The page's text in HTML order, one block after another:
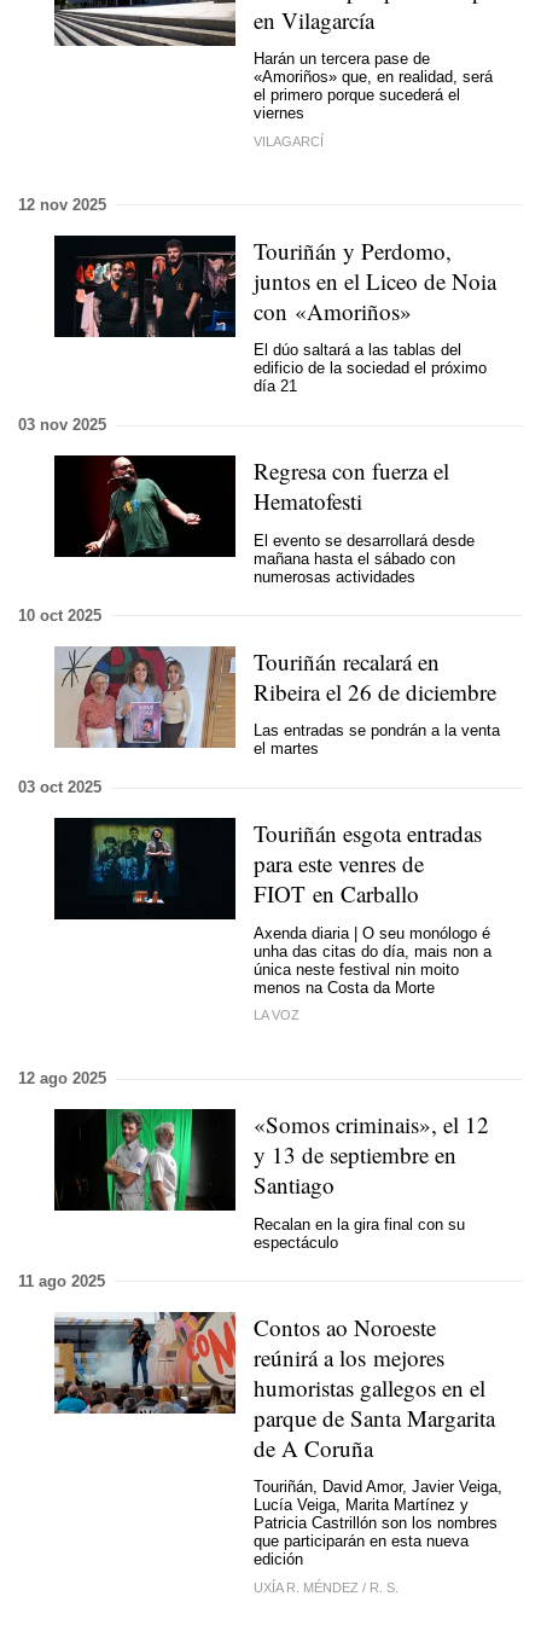
en Vilagarcía
Harán un tercera pase de
«Amoriños» que, en realidad, será
el primero porque sucederá el
viernes
VILAGARCÍ
12 nov 2025
Touriñán y Perdomo,
juntos en el Liceo de Noia
con «Amoriños»
El dúo saltará a las tablas del
edificio de la sociedad el próximo
día 21
03 nov 2025
Regresa con fuerza el
Hematofesti
El evento se desarrollará desde
mañana hasta el sábado con
numerosas actividades
10 oct 2025
Touriñán recalará en
Ribeira el 26 de diciembre
Las entradas se pondrán a la venta
el martes
03 oct 2025
Touriñán esgota entradas
para este venres de
FIOT en Carballo
Axenda diaria | O seu monólogo é
unha das citas do día, mais non a
única neste festival nin moito
menos na Costa da Morte
LA VOZ
12 ago 2025
«Somos criminais», el 12
y 13 de septiembre en
Santiago
Recalan en la gira final con su
espectáculo
11 ago 2025
Contos ao Noroeste
reúnirá a los mejores
humoristas gallegos en el
parque de Santa Margarita
de A Coruña
Touriñán, David Amor, Javier Veiga,
Lucía Veiga, Marita Martínez y
Patricia Castrillón son los nombres
que participarán en esta nueva
edición
UXÍA R. MÉNDEZ / R. S.